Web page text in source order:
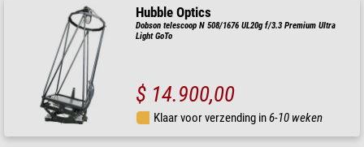
Hubble Optics
Dobson telescoop N 508/1676 UL20g f/3.3 Premium Ultra
Light GoTo
$ 14.900,00
Klaar voor verzending in6-10 weken